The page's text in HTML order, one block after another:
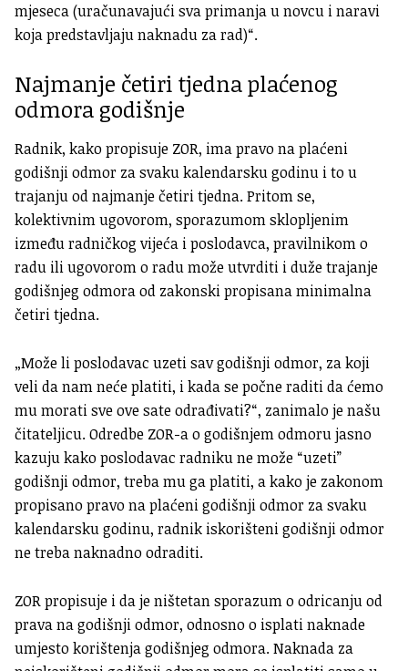
mjeseca (uračunavajući sva primanja u novcu i naravi
koja predstavljaju naknadu za rad)“.
Najmanje četiri tjedna plaćenog
odmora godišnje
Radnik, kako propisuje ZOR, ima pravo na plaćeni
godišnji odmor za svaku kalendarsku godinu i to u
trajanju od najmanje četiri tjedna. Pritom se,
kolektivnim ugovorom, sporazumom sklopljenim
između radničkog vijeća i poslodavca, pravilnikom o
radu ili ugovorom o radu može utvrditi i duže trajanje
godišnjeg odmora od zakonski propisana minimalna
četiri tjedna.
„Može li poslodavac uzeti sav godišnji odmor, za koji
veli da nam neće platiti, i kada se počne raditi da ćemo
mu morati sve ove sate odrađivati?“, zanimalo je našu
čitateljicu. Odredbe ZOR-a o godišnjem odmoru jasno
kazuju kako poslodavac radniku ne može “uzeti”
godišnji odmor, treba mu ga platiti, a kako je zakonom
propisano pravo na plaćeni godišnji odmor za svaku
kalendarsku godinu, radnik iskorišteni godišnji odmor
ne treba naknadno odraditi.
ZOR propisuje i da je ništetan sporazum o odricanju od
prava na godišnji odmor, odnosno o isplati naknade
umjesto korištenja godišnjeg odmora. Naknada za